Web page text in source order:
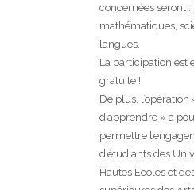
concernées seront :
mathématiques,
langues.
La participation est
gratuite !
De plus, l’opération
d’apprendre » a
permettre
d’étudiants des
Hautes Ecoles et